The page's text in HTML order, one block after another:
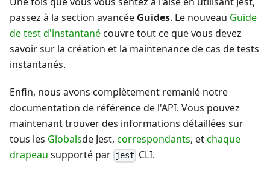
passez à la section avancée Guides. Le nouveau Guide
de test d'instantanécouvre tout ce que vous devez
savoir sur la création et la maintenance de cas de tests
instantanés.
Enfin, nous avons complètement remanié notre
documentation de référence de l'API. Vous pouvez
maintenant trouver des informations détaillées sur
tous les Globalsde Jest, correspondants, etchaque
drapeau supporté par jest CLI.